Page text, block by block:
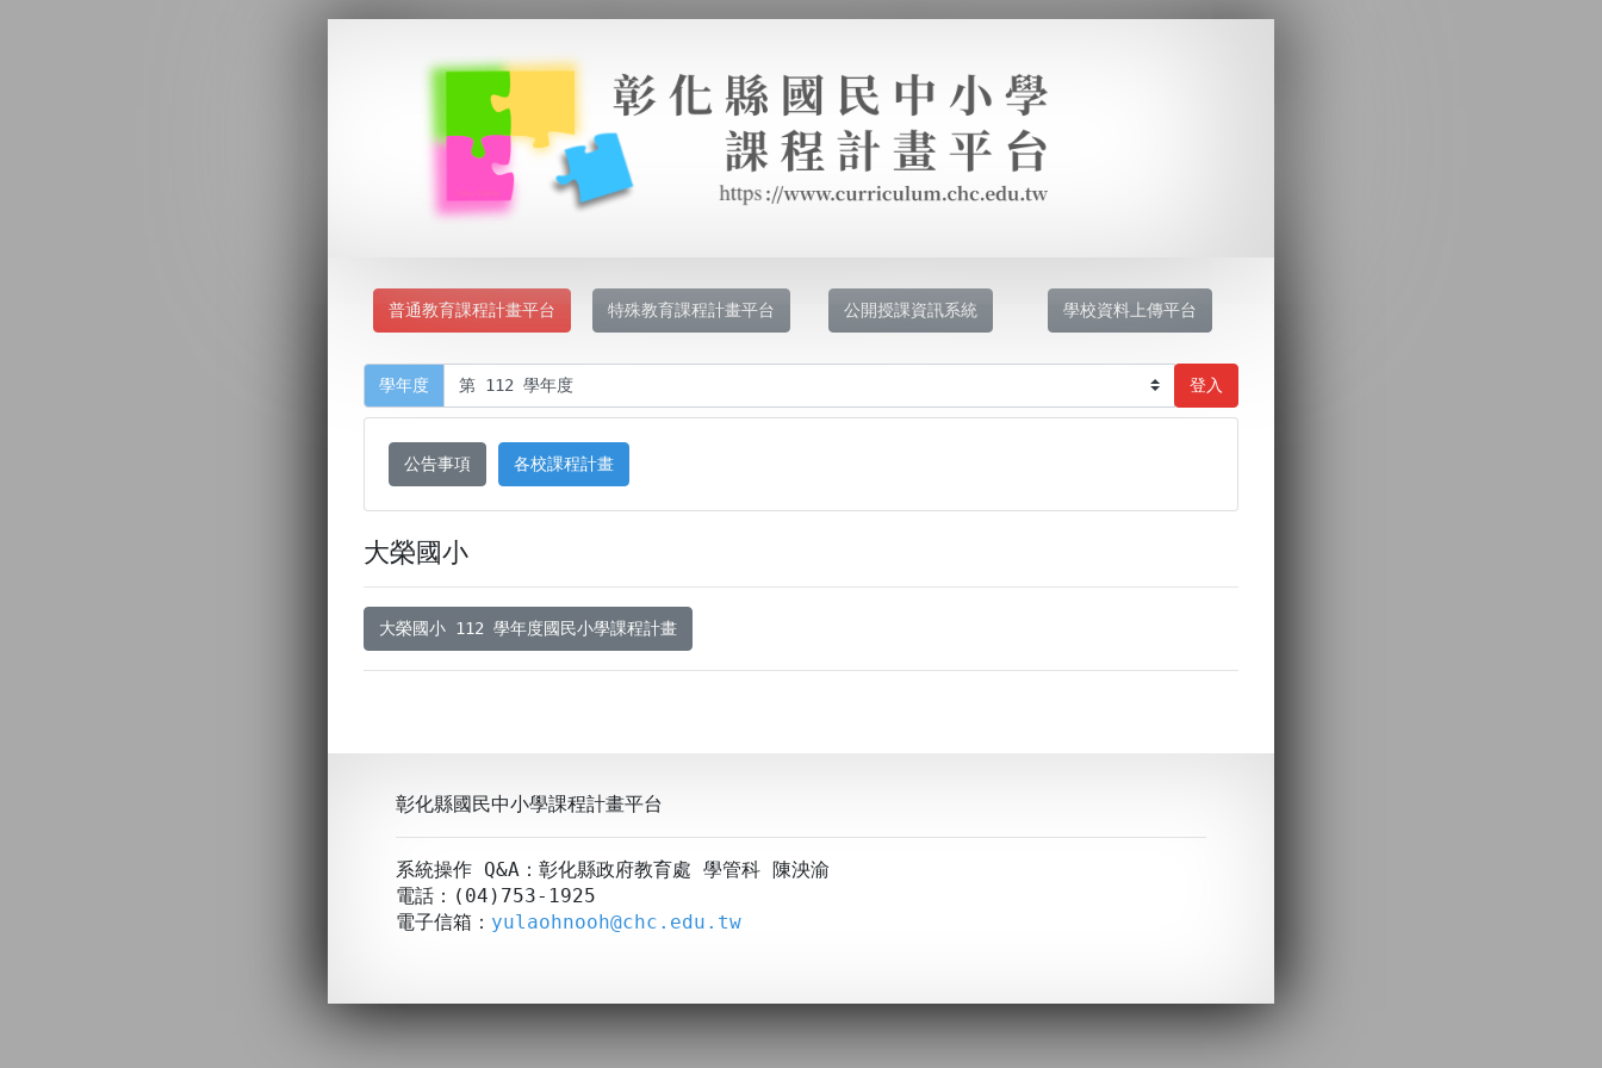
普通教育課程計畫平台 特殊教育課程計畫平台 公開授課資訊系統 學校資料上傳平台
學年度 登入
公告事項 各校課程計畫
大榮國小
大榮國小 112 學年度國民小學課程計畫
彰化縣國民中小學課程計畫平台
系統操作 Q&A：彰化縣政府教育處 學管科 陳泱渝
電話：(04)753-1925
電子信箱： yulaohnooh@chc.edu.tw